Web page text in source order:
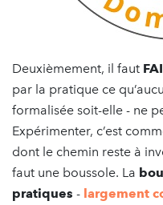
Deuxièmement, il faut
par la pratique ce
formalisée soit-elle - ne
Expérimenter, c’est
dont le chemin reste à
faut une boussole. La
pratiques - largement